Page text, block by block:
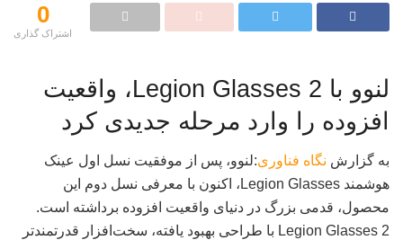
0
اشتراک گذاری‌
لنوو با Legion Glasses 2، واقعیت
افزوده را وارد مرحله جدیدی کرد
به گزارش نگاه فناوری:لنوو، پس از موفقیت نسل اول عینک
هوشمند Legion Glasses، اکنون با معرفی نسل دوم این
محصول، قدمی بزرگ در دنیای واقعیت افزوده برداشته است.
Legion Glasses 2 با طراحی بهبود یافته، سخت‌افزار قدرتمندتر